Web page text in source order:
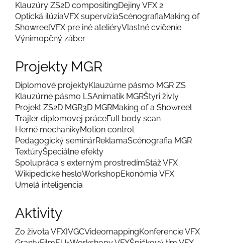
Klauzúry ZS2D compositingDejiny VFX 2
Optická ilúziaVFX supervíziaScénografiaMaking of
ShowreelVFX pre iné ateliéryVlastné cvičenie
Výnimopčný záber
Projekty MGR
Diplomové projektyKlauzúrne pásmo MGR ZS
Klauzúrne pásmo LSAnimatik MGRŠtyri živly
Projekt ZS2D MGR3D MGRMaking of a Showreel
Trajler diplomovej práceFull body scan
Herné mechanikyMotion control
Pedagogický seminárReklamaScénografia MGR
TextúryŠpeciálne efekty
Spolupráca s externým prostredímStáž VFX
Wikipedické hesloWorkshopEkonómia VFX
Umelá inteligencia
Aktivity
Zo života VFXIVGCVideomappingKonferencie VFX